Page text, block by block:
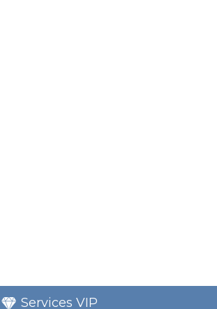
Services VIP